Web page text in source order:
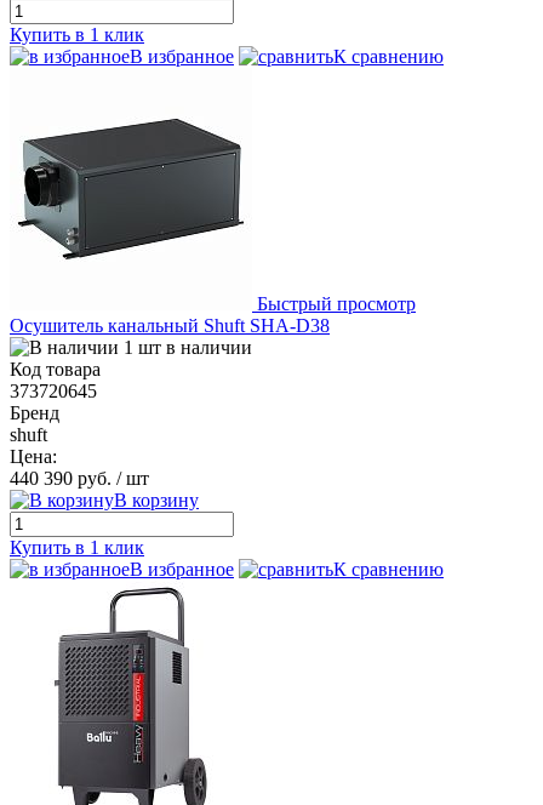
Купить в 1 клик
В избранное
К сравнению
Быстрый просмотр
Осушитель канальный Shuft SHA-D38
1 шт в наличии
Код товара
373720645
Бренд
shuft
Цена:
440 390 руб. / шт
В корзину
Купить в 1 клик
В избранное
К сравнению